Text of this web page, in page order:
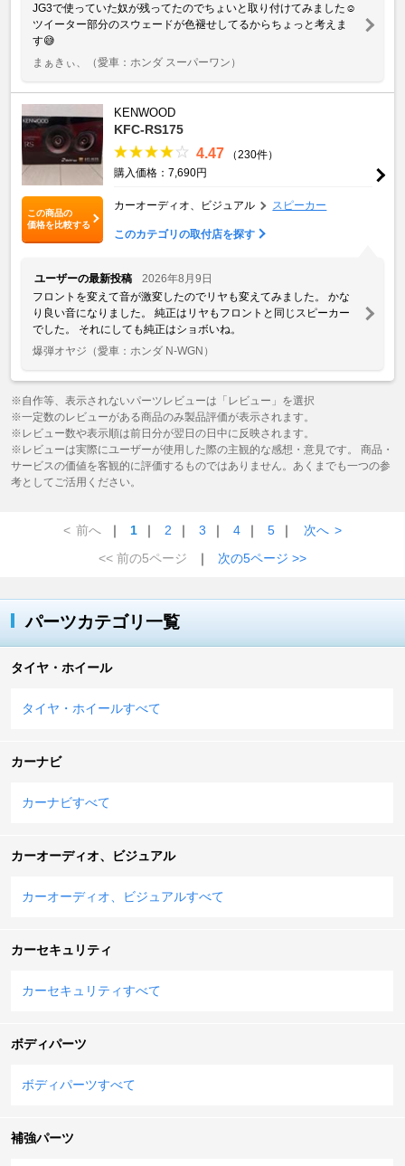
JG3で使っていた奴が残ってたのでちょいと取り付けてみました☺️
ツイーター部分のスウェードが色褪せしてるからちょっと考えま
す😅
まぁきぃ、
（愛車：ホンダ スーパーワン）
この商品の
価格を比較する
KENWOOD
KFC-RS175
4.47
（230件）
購入価格：7,690円
カーオーディオ、ビジュアル スピーカー
このカテゴリの取付店を探す
ユーザーの最新投稿
2026年8月9日
フロントを変えて音が激変したのでリヤも変えてみました。 かな
り良い音になりました。 純正はリヤもフロントと同じスピーカー
でした。 それにしても純正はショボいね。
爆弾オヤジ （愛車：ホンダ N-WGN）
※自作等、表示されないパーツレビューは「レビュー」を選択
※一定数のレビューがある商品のみ製品評価が表示されます。
※レビュー数や表示順は前日分が翌日の日中に反映されます。
※レビューは実際にユーザーが使用した際の主観的な感想・意見です。 商品・
サービスの価値を客観的に評価するものではありません。あくまでも一つの参
考としてご活用ください。
< 前へ ｜ 1 ｜ 2 ｜ 3 ｜ 4 ｜ 5 ｜ 次へ >
<< 前の5ページ
｜ 次の5ページ >>
パーツカテゴリ一覧
タイヤ・ホイール
タイヤ・ホイールすべて
カーナビ
カーナビすべて
カーオーディオ、ビジュアル
カーオーディオ、ビジュアルすべて
カーセキュリティ
カーセキュリティすべて
ボディパーツ
ボディパーツすべて
補強パーツ